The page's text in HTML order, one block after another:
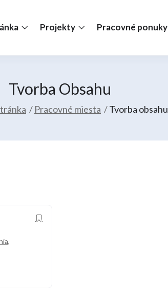
Projekty Pracovné ponuky
Tvorba Obsahu
Pracovné miesta Tvorba obsahu
,